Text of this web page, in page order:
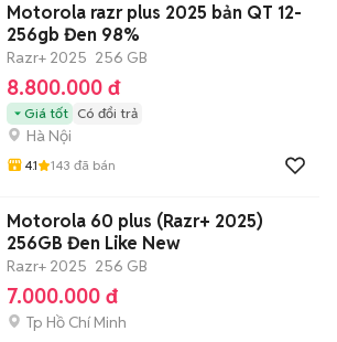
Motorola razr plus 2025 bản QT 12-
256gb Đen 98%
Razr+ 2025 256 GB
8.800.000 đ
Giá tốt Có đổi trả
Hà Nội
4.1 143 đã bán
Motorola 60 plus (Razr+ 2025)
256GB Đen Like New
Razr+ 2025 256 GB
7.000.000 đ
Tp Hồ Chí Minh